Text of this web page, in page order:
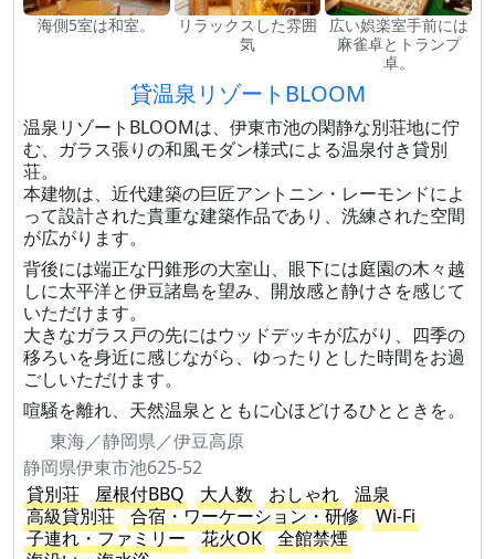
海側5室は和室。
リラックスした雰囲
気
広い娯楽室手前には
麻雀卓とトランプ
卓。
貸温泉リゾートBLOOM
温泉リゾートBLOOMは、伊東市池の閑静な別荘地に佇
む、ガラス張りの和風モダン様式による温泉付き貸別
荘。
本建物は、近代建築の巨匠アントニン・レーモンドによ
って設計された貴重な建築作品であり、洗練された空間
が広がります。
背後には端正な円錐形の大室山、眼下には庭園の木々越
しに太平洋と伊豆諸島を望み、開放感と静けさを感じて
いただけます。
大きなガラス戸の先にはウッドデッキが広がり、四季の
移ろいを身近に感じながら、ゆったりとした時間をお過
ごしいただけます。
喧騒を離れ、天然温泉とともに心ほどけるひとときを。
東海／静岡県／伊豆高原
静岡県伊東市池625-52
貸別荘
屋根付BBQ 大人数 おしゃれ
温泉
高級貸別荘
合宿・ワーケーション・研修
Wi-Fi
子連れ・ファミリー
花火OK
全館禁煙